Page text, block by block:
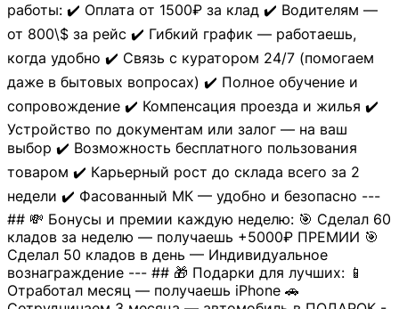
работы: ✔️ Оплата от 1500₽ за клад ✔️ Водителям —
от 800\$ за рейс ✔️ Гибкий график — работаешь,
когда удобно ✔️ Связь с куратором 24/7 (помогаем
даже в бытовых вопросах) ✔️ Полное обучение и
сопровождение ✔️ Компенсация проезда и жилья ✔️
Устройство по документам или залог — на ваш
выбор ✔️ Возможность бесплатного пользования
товаром ✔️ Карьерный рост до склада всего за 2
недели ✔️ Фасованный МК — удобно и безопасно ---
## 💸 Бонусы и премии каждую неделю: 🎯 Сделал 60
кладов за неделю — получаешь +5000₽ ПРЕМИИ 🎯
Сделал 50 кладов в день — Индивидуальное
вознаграждение --- ## 🎁 Подарки для лучших: 📱
Отработал месяц — получаешь iPhone 🚗